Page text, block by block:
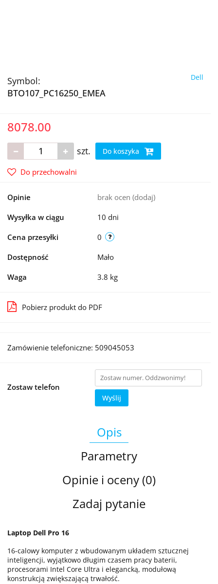
Symbol:
BTO107_PC16250_EMEA
Dell
8078.00
szt. Do koszyka
Do przechowalni
Opinie brak ocen (dodaj)
Wysyłka w ciągu 10 dni
Cena przesyłki 0
Dostępność Mało
Waga 3.8 kg
Pobierz produkt do PDF
Zamówienie telefoniczne: 509045053
Zostaw telefon
Wyślij
Opis
Parametry
Opinie i oceny (0)
Zadaj pytanie
Laptop Dell Pro 16
16-calowy komputer z wbudowanym układem sztucznej
inteligencji, wyjątkowo długim czasem pracy baterii,
procesorami Intel Core Ultra i elegancką, modułową
konstrukcją zwiększającą trwałość.